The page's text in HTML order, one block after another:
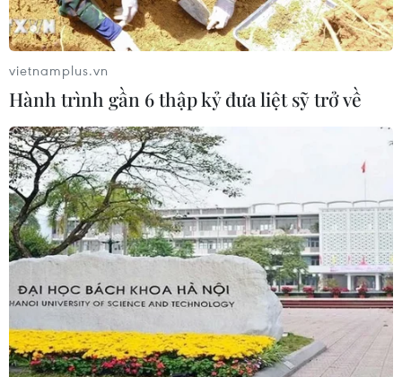
vietnamplus.vn
Hành trình gần 6 thập kỷ đưa liệt sỹ trở về